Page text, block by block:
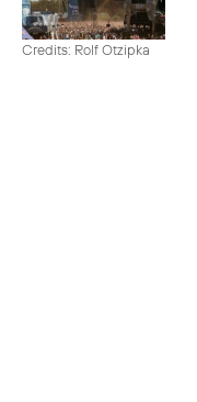
Credits: Rolf Otzipka